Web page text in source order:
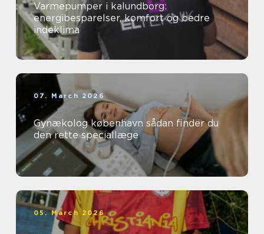
Varmepumper i kalundborg:
energibesparelser, komfort og bedre
indeklima
07. March 2026
Gynækolog københavn sådan finder du
den rette speciallæge
05. March 2026